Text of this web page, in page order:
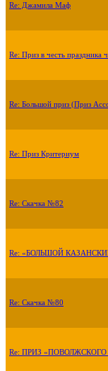
Re: Джамила Маф
Re: Приз в честь праздника
Re: Большой приз (Приз
Re: Приз Критериум
Re: Скачка №82
Re: «БОЛЬШОЙ
Re: Скачка №80
Re: ПРИЗ